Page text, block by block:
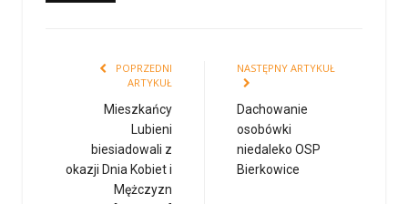
POPRZEDNI
ARTYKUŁ
Mieszkańcy
Lubieni
biesiadowali z
okazji Dnia Kobiet i
Mężczyzn
NASTĘPNY ARTYKUŁ
Dachowanie
osobówki
niedaleko OSP
Bierkowice